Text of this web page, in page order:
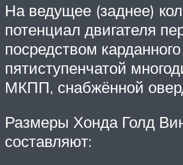
На ведущее (заднее)
потенциал двигателя
посредством
пятиступенчатой
МКПП, снабжённой
Размеры Хонда Голд
составляют: